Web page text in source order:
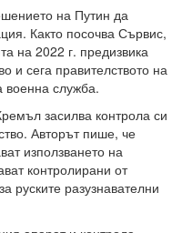
на Путин да
Както посочва Сървис,
на 2022 г. предизвика
и сега правителството на
военна служба.
засилва контрола си
Авторът пише, че
използването на
контролирани от
руските разузнавателни